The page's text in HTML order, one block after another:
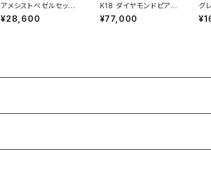
アメシストベゼルセッテ
ィングリング RG22-18
8
¥28,600
K18 ダイヤモンドピアス
PE23-070
¥77,000
グ
チ